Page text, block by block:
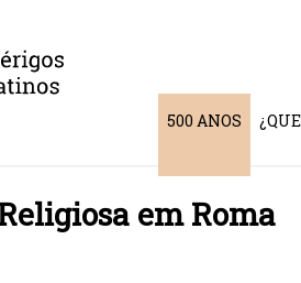
500 ANOS
em Roma